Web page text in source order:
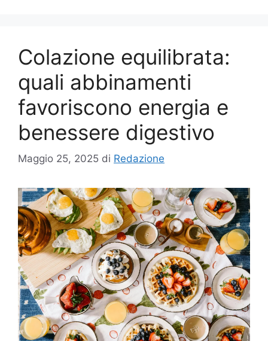
Colazione equilibrata:
quali abbinamenti
favoriscono energia e
benessere digestivo
Maggio 25, 2025 di Redazione